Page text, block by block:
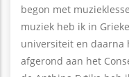
begon met
muziek heb ik in
universiteit en daarna
afgerond aan het